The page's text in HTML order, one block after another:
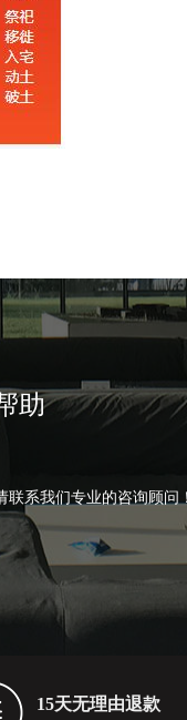
助
联系我们专业的咨询顾问
15天无理由退款